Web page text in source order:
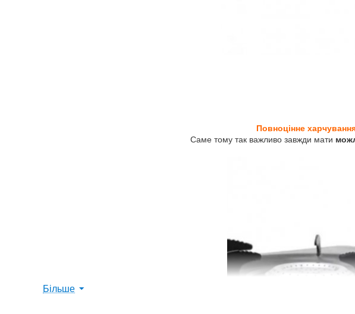
Повноцінне
Саме тому так важливо завжди мати
Більше